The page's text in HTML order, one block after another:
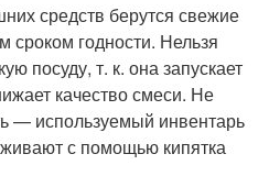
средств берутся свежие
сроком годности. Нельзя
посуду, т. к. она запускает
качество смеси. Не
— используемый инвентарь
с помощью кипятка